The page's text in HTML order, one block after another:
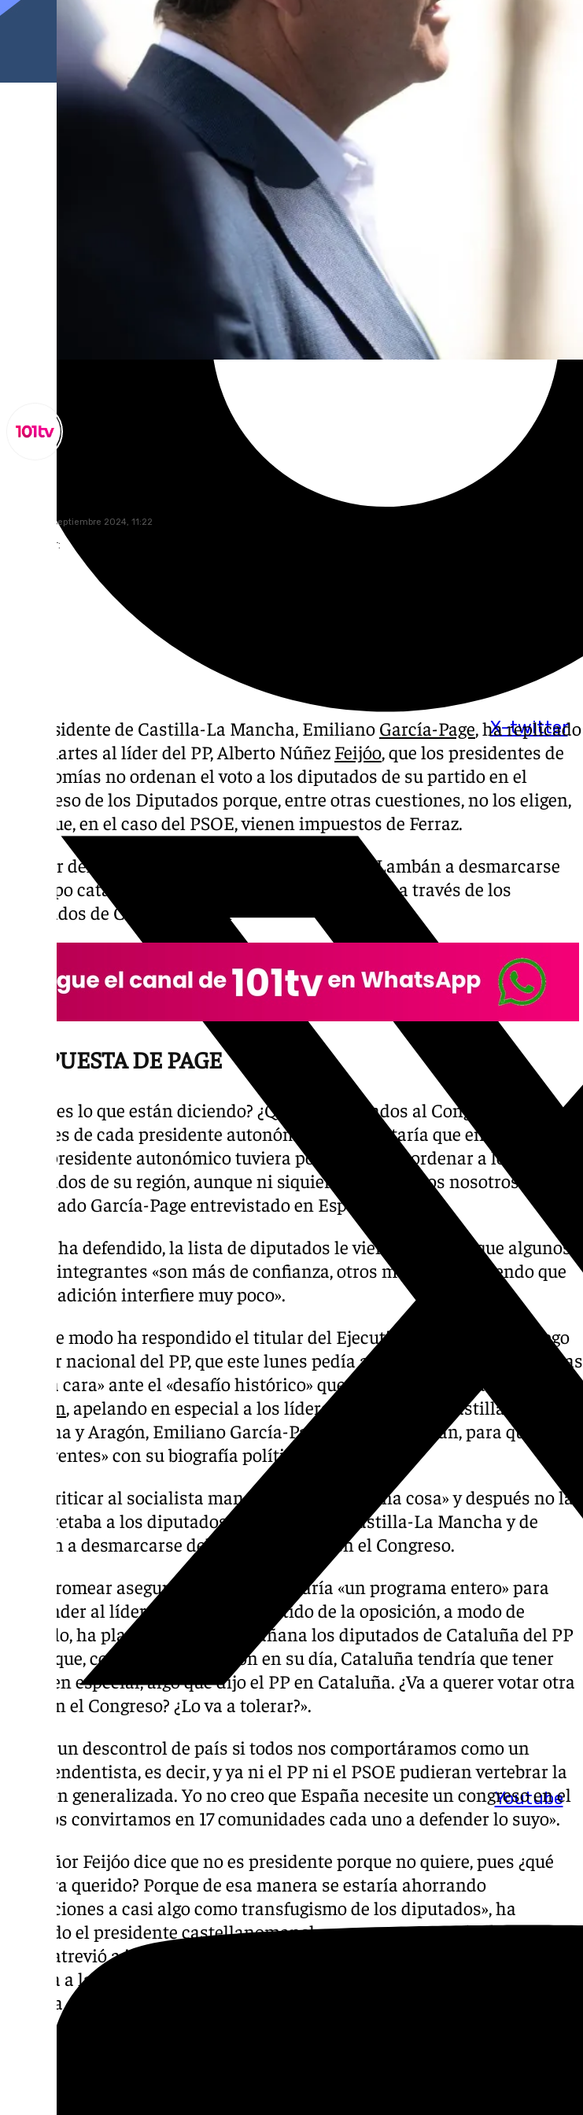
X-twitter
Youtube
martes, 10 septiembre 2024, 11:22
Compartir:
El presidente de Castilla-La Mancha, Emiliano García-Page, ha replicado
este martes al líder del PP, Alberto Núñez Feijóo, que los presidentes de
autonomías no ordenan el voto a los diputados de su partido en el
Congreso de los Diputados porque, entre otras cuestiones, no los eligen,
sino que, en el caso del PSOE, vienen impuestos de Ferraz.
El líder del PP retó ayer a García- Page y Javier Lambán a desmarcarse
del cupo catalán en el Congreso de los Diputados a través de los
diputados de C-LM y Aragón
RESPUESTA DE PAGE
«¿Qué es lo que están diciendo? ¿Que los diputados al Congreso reciban
órdenes de cada presidente autonómico? Solo faltaría que en España,
cada presidente autonómico tuviera posibilidad de ordenar a los
diputados de su región, aunque ni siquiera los ponemos nosotros», ha
aseverado García-Page entrevistado en Espejo Público.
Según ha defendido, la lista de diputados le viene dada, aunque algunos
de los integrantes «son más de confianza, otros menos», añadiendo que
«por tradición interfiere muy poco».
De este modo ha respondido el titular del Ejecutivo catellanomanchego
al líder nacional del PP, que este lunes pedía a los presidentes socialistas
«dar la cara» ante el «desafío histórico» que supone el llamado
catalán, apelando en especial a los líderes del PSOE en Castilla-La
Mancha y Aragón, Emiliano García-Page y Javier Lambán, para que sean
«coherentes» con su biografía política.
Tras criticar al socialista manchego que diga «una cosa» y después no la
haga, retaba a los diputados nacionales de Castilla-La Mancha y de
Aragón a desmarcarse del pacto con ERC en el Congreso.
Tras bromear asegurando que necesitaría «un programa entero» para
responder al líder del principal partido de la oposición, a modo de
ejemplo, ha planteado que «si mañana los diputados de Cataluña del PP
dicen que, como ya prometieron en su día, Cataluña tendría que tener
régimen especial, algo que dijo el PP en Cataluña. ¿Va a querer votar otra
cosa en el Congreso? ¿Lo va a tolerar?».
«Sería un descontrol de país si todos nos comportáramos como un
independentista, es decir, y ya ni el PP ni el PSOE pudieran vertebrar la
opinión generalizada. Yo no creo que España necesite un congreso en el
que nos convirtamos en 17 comunidades cada uno a defender lo suyo».
«El señor Feijóo dice que no es presidente porque no quiere, pues ¿qué
hubiera querido? Porque de esa manera se estaría ahorrando
invitaciones a casi algo como transfugismo de los diputados», ha
añadido el presidente castellanomanchego, que tras asegurar que el PP
no se atrevió a intentar negociar con Junts para que el líder del PP
llegara a la Moncloa, ha insistido en que «el Partido Popular se equivoca
en esta dinámica».